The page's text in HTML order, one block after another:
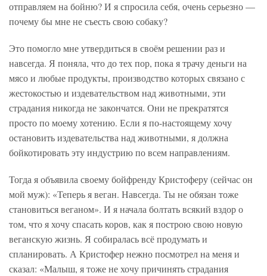
отправляем на бойню? И я спросила себя, очень серьезно —
почему бы мне не съесть свою собаку?
Это помогло мне утвердиться в своём решении раз и
навсегда. Я поняла, что до тех пор, пока я трачу деньги на
мясо и любые продукты, производство которых связано с
жестокостью и издевательством над животными, эти
страдания никогда не закончатся. Они не прекратятся
просто по моему хотению. Если я по-настоящему хочу
остановить издевательства над животными, я должна
бойкотировать эту индустрию по всем направлениям.
Тогда я объявила своему бойфренду Кристоферу (сейчас он
мой муж): «Теперь я веган. Навсегда. Ты не обязан тоже
становиться веганом». И я начала болтать всякий вздор о
том, что я хочу спасать коров, как я построю свою новую
веганскую жизнь. Я собиралась всё продумать и
спланировать. А Кристофер нежно посмотрел на меня и
сказал: «Малыш, я тоже не хочу причинять страдания